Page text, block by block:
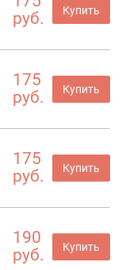
руб.
Купить
175
руб.
Купить
175
руб.
Купить
190
руб.
Купить